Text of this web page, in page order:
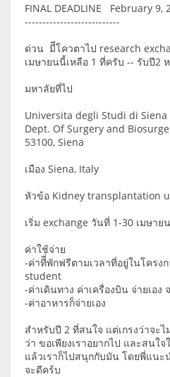
FINAL DEADLINE February 9,
---------------------------
ด่วน มีีโควตาไป research
เมษายนนี้เหลือ 1 ที่ครับ -- รับปี2
มหาลัยที่ไป
Universita degli Studi di Siena
Dept. Of Surgery and
53100, Siena
เมือง Siena, Italy
หัวข้อ Kidney transplantation
เริ่ม exchange วันที่ 1-30 เมษาย
ค่าใช้จ่าย
-ค่าทีี่พักฟรีตามเวลาที่อยู่ในโครง
student
-ค่าเดินทาง ค่าเครื่องบิน จ่ายเอง
-ค่าอาหารก็จ่ายเอง
สำหรับปี 2 ที่สนใจ แต่เกรงว่าจะ
ว่า ขอเพียงเราอยากไป และสนใจ
แล้วเราก็ไปสนุกกับมัน โดยพี่แนะ
จะดีคร้บ